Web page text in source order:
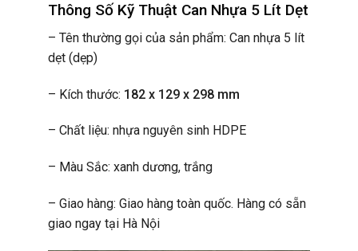
Thông Số Kỹ Thuật Can Nhựa 5 Lít Dẹt
– Tên thường gọi của sản phẩm: Can nhựa 5 lít
dẹt (dẹp)
– Kích thước: 182 x 129 x 298 mm
– Chất liệu: nhựa nguyên sinh HDPE
– Màu Sắc: xanh dương, trắng
– Giao hàng: Giao hàng toàn quốc. Hàng có sẵn
giao ngay tại Hà Nội